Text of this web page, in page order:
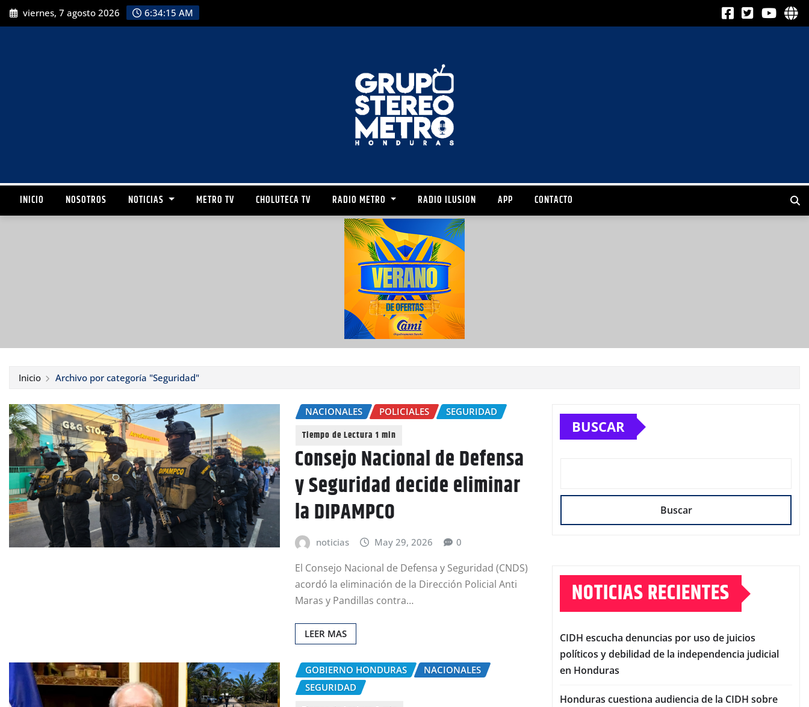
viernes, 7 agosto 2026 6:34:17 AM
INICIO NOSOTROS NOTICIAS METRO TV CHOLUTECA TV RADIO METRO RADIO ILUSION APP CONTACTO
Inicio Archivo por categoría "Seguridad"
NACIONALES POLICIALES SEGURIDAD
Consejo Nacional de Defensa
y Seguridad decide eliminar
la DIPAMPCO
noticias May 29, 2026 0
El Consejo Nacional de Defensa y Seguridad (CNDS)
acordó la eliminación de la Dirección Policial Anti
Maras y Pandillas contra…
LEER MAS
GOBIERNO HONDURAS
NACIONALES
SEGURIDAD
BUSCAR
Buscar
NOTICIAS RECIENTES
CIDH escucha denuncias por uso de juicios
políticos y debilidad de la independencia judicial
en Honduras
Honduras cuestiona audiencia de la CIDH sobre